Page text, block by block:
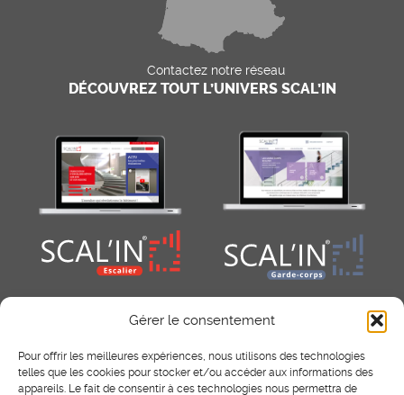
Gérer le consentement
Pour offrir les meilleures expériences, nous utilisons des technologies
telles que les cookies pour stocker et/ou accéder aux informations des
appareils. Le fait de consentir à ces technologies nous permettra de
Contactez notre réseau
DÉCOUVREZ TOUT L’UNIVERS SCAL’IN